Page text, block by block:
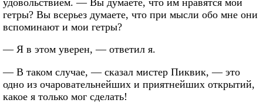
гетры? Вы всерьез думаете, что при мысли обо мне они
вспоминают и мои гетры?
— Я в этом уверен, — ответил я.
— В таком случае, — сказал мистер Пиквик, — это
одно из очаровательнейших и приятнейших открытий,
какое я только мог сделать!